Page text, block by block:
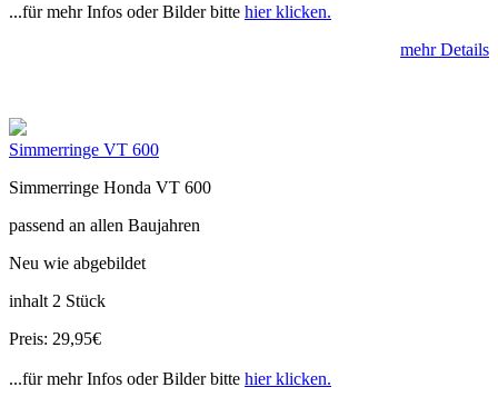
...für mehr Infos oder Bilder bitte hier klicken.
mehr Details
Simmerringe VT 600
Simmerringe Honda VT 600
passend an allen Baujahren
Neu wie abgebildet
inhalt 2 Stück
Preis: 29,95€
...für mehr Infos oder Bilder bitte hier klicken.